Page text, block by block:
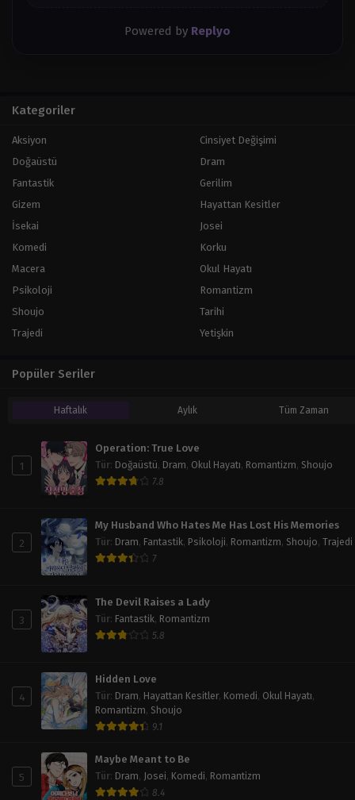
Powered by Replyo
Kategoriler
Aksiyon
Cinsiyet Değişimi
Doğaüstü
Dram
Fantastik
Gerilim
Gizem
Hayattan Kesitler
İsekai
Josei
Komedi
Korku
Macera
Okul Hayatı
Psikoloji
Romantizm
Shoujo
Tarihi
Trajedi
Yetişkin
Popüler Seriler
Haftalık Aylık Tüm Zaman
1
Operation: True Love
Tür: Doğaüstü, Dram, Okul Hayatı, Romantizm, Shoujo
7.8
2
My Husband Who Hates Me Has Lost His Memories
Tür: Dram, Fantastik, Psikoloji, Romantizm, Shoujo, Trajedi
7
3
The Devil Raises a Lady
Tür: Fantastik, Romantizm
5.8
4
Hidden Love
Tür: Dram, Hayattan Kesitler, Komedi, Okul Hayatı,
Romantizm, Shoujo
9.1
5
Maybe Meant to Be
Tür: Dram, Josei, Komedi, Romantizm
8.4